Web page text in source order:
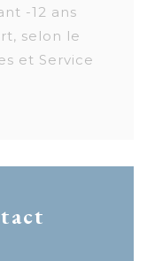
-12 ans
selon le
et Service